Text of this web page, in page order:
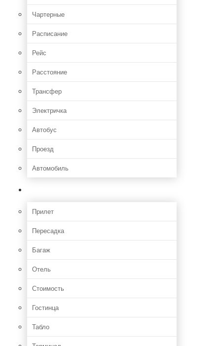
Чартерные
Расписание
Рейс
Расстояние
Трансфер
Электричка
Автобус
Проезд
Автомобиль
Прилет
Пересадка
Багаж
Отель
Стоимость
Гостинца
Табло